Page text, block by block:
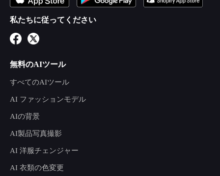
私たちに従ってください
無料のAIツール
すべてのAIツール
AI ファッションモデル
AIの背景
AI製品写真撮影
AI 洋服チェンジャー
AI 衣類の色変更